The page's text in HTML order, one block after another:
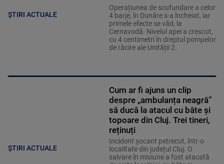
ȘTIRI ACTUALE
Operațiunea de scufundare a celor
4 barje, în Dunăre s-a încheiat, iar
primele efecte se văd, la
Cernavodă. Nivelul apei a crescut,
cu 4 centimetri în dreptul pompelor
de răcire ale Unității 2.
ȘTIRI ACTUALE
Cum ar fi ajuns un clip
despre „ambulanța neagră”
să ducă la atacul cu bâte și
topoare din Cluj. Trei tineri,
reținuți
Incident șocant petrecut, într-o
localitate din județul Cluj. O
salvare în misiune a fost atacată